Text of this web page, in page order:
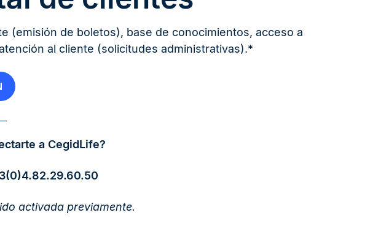
(emisión de boletos), base de conocimientos, acceso a
al cliente (solicitudes administrativas).*
a CegidLife?
activada previamente.